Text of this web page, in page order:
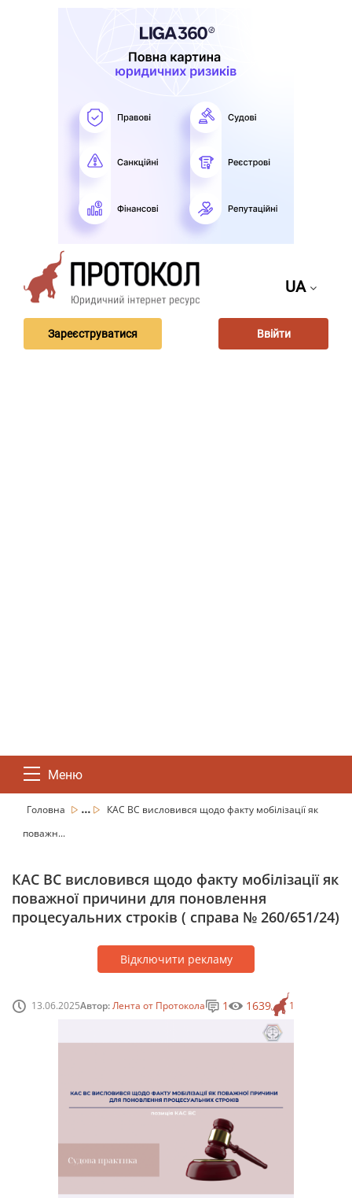
UA
Зареєструватися Ввійти
Меню
Головна ...
КАС ВС висловився щодо факту мобілізації як
поважн...
КАС ВС висловився щодо факту мобілізації як
поважної причини для поновлення
процесуальних строків ( справа № 260/651/24)
Відключити рекламу
13.06.2025Автор:Лента от Протокола 1
1 1639